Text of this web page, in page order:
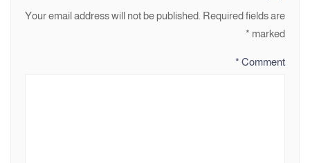
Your email address will not be published. Required fields are
marked
*
Comment
*